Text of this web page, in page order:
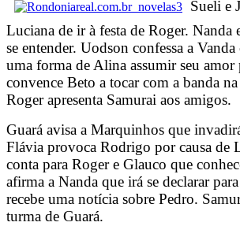
Sueli e
Luciana de ir à festa de Roger. Nanda
se entender. Uodson confessa a
uma forma de Alina assumir seu
convence Beto a tocar com a banda
Roger apresenta Samurai aos amigos.
Guará avisa a Marquinhos que
Flávia provoca Rodrigo por causa de
conta para Roger e Glauco que
afirma a Nanda que irá se declarar
recebe uma notícia sobre Pedro.
turma de Guará.